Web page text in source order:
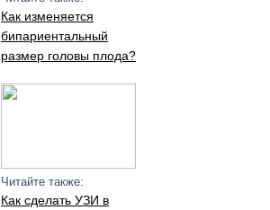
Как изменяется
бипариентальный
размер головы плода?
Читайте также:
Как сделать УЗИ в